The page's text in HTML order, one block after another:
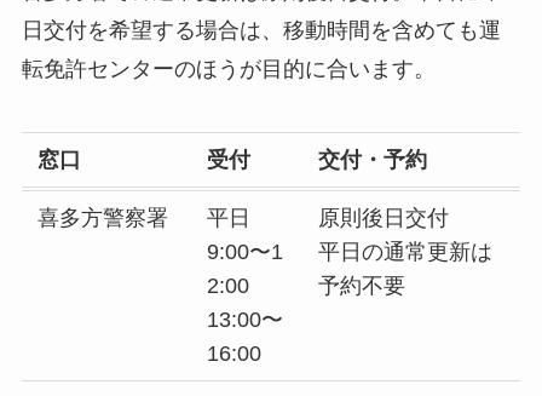
日交付を希望する場合は、移動時間を含めても運
転免許センターのほうが目的に合います。
窓口 受付 交付・予約
喜多方警察署
平日
9:00〜1
2:00
13:00〜
16:00
原則後日交付
平日の通常更新は
予約不要